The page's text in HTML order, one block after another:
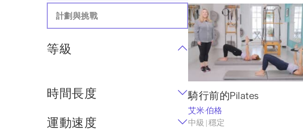
計劃與挑戰
等級
時間長度
運動速度
騎行前的Pilates
艾米·伯格
中級 | 穩定